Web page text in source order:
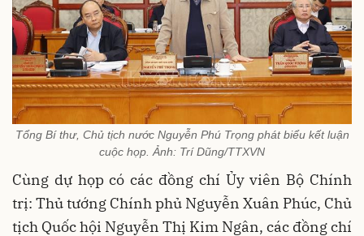
Tổng Bí thư, Chủ tịch nước Nguyễn Phú Trọng phát biểu kết luận
cuộc họp. Ảnh: Trí Dũng/TTXVN
Cùng dự họp có các đồng chí Ủy viên Bộ Chính
trị: Thủ tướng Chính phủ Nguyễn Xuân Phúc, Chủ
tịch Quốc hội Nguyễn Thị Kim Ngân, các đồng chí